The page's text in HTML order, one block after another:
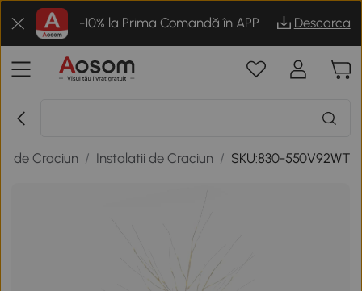
-10% la Prima Comandă în APP Descarca
de Craciun / Instalatii de Craciun / SKU:830-550V92WT